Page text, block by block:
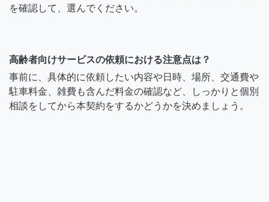
を確認して、選んでください。
高齢者向けサービスの依頼における注意点は？
事前に、具体的に依頼したい内容や日時、場所、交通費や
駐車料金、雑費も含んだ料金の確認など、しっかりと個別
相談をしてから本契約をするかどうかを決めましょう。